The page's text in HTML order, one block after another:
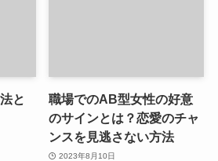
と
職場でのAB型女性の好意
のサインとは？恋愛のチャ
ンスを見逃さない方法
2023年8月10日